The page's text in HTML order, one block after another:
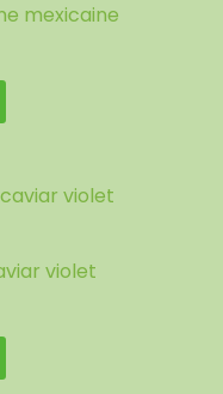
mexicaine
violet